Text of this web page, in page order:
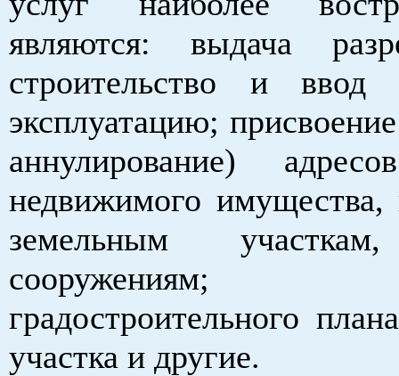
являются: выдача
строительство и ввод
эксплуатацию;
аннулирование)
недвижимого
земельным
сооружениям;
градостроительного
участка и другие.